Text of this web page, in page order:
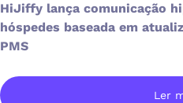
HiJiffy lança comunicação
hóspedes baseada em
PMS
Ler